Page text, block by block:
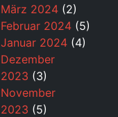
März 2024 (2)
Februar 2024 (5)
Januar 2024 (4)
Dezember
2023 (3)
November
2023 (5)